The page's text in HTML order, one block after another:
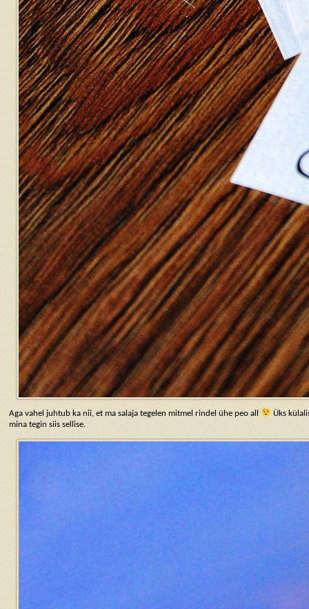
Aga vahel juhtub ka nii, et ma salaja tegelen mitmel rindel ühe peo all
Üks
mina tegin siis sellise.